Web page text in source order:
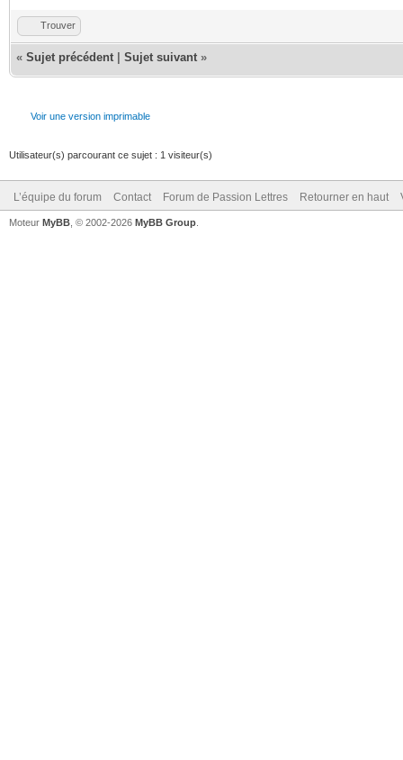
Trouver
« Sujet précédent Sujet suivant »
Voir une version imprimable
Utilisateur(s) parcourant ce sujet : 1 visiteur(s)
L’équipe du forum Contact Forum de Passion Lettres Retourner en haut
Moteur MyBB , © 2002-2026 MyBB Group